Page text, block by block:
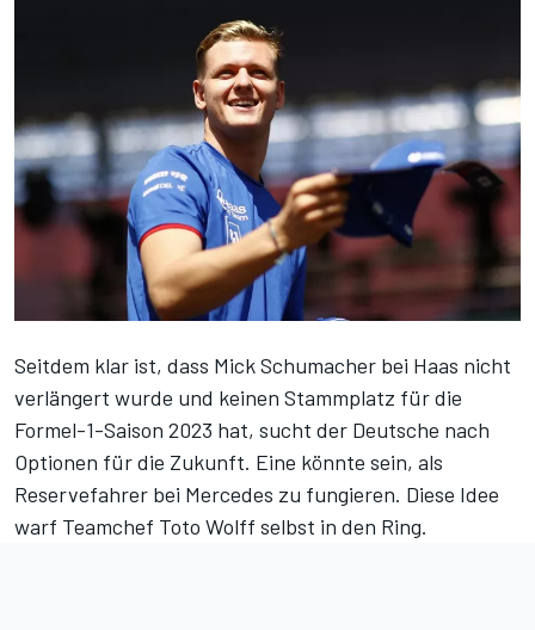
Seitdem klar ist, dass Mick Schumacher bei Haas nicht
verlängert wurde und keinen Stammplatz für die
Formel-1-Saison 2023 hat, sucht der Deutsche nach
Optionen für die Zukunft. Eine könnte sein, als
Reservefahrer bei Mercedes zu fungieren. Diese Idee
warf Teamchef Toto Wolff selbst in den Ring.